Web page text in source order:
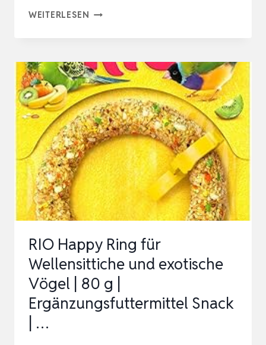
WEITERLESEN DEHNER
WILDVOGELFUTTER,
SONNENBLUMENKERNE,
GANZJAHRESFUTTER
PROTEINREICH
/
ENERGIE…
RIO Happy Ring für
Wellensittiche und exotische
Vögel | 80 g |
Ergänzungsfuttermittel Snack
| …